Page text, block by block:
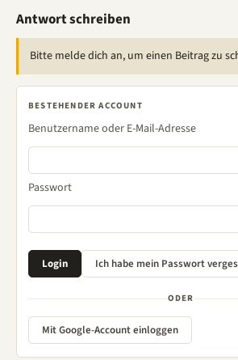
Antwort schreiben
Bitte melde dich an, um einen Beitrag zu
BESTEHENDER ACCOUNT
Benutzername oder E-Mail-Adresse
Passwort
ODER
Mit Google-Account einloggen